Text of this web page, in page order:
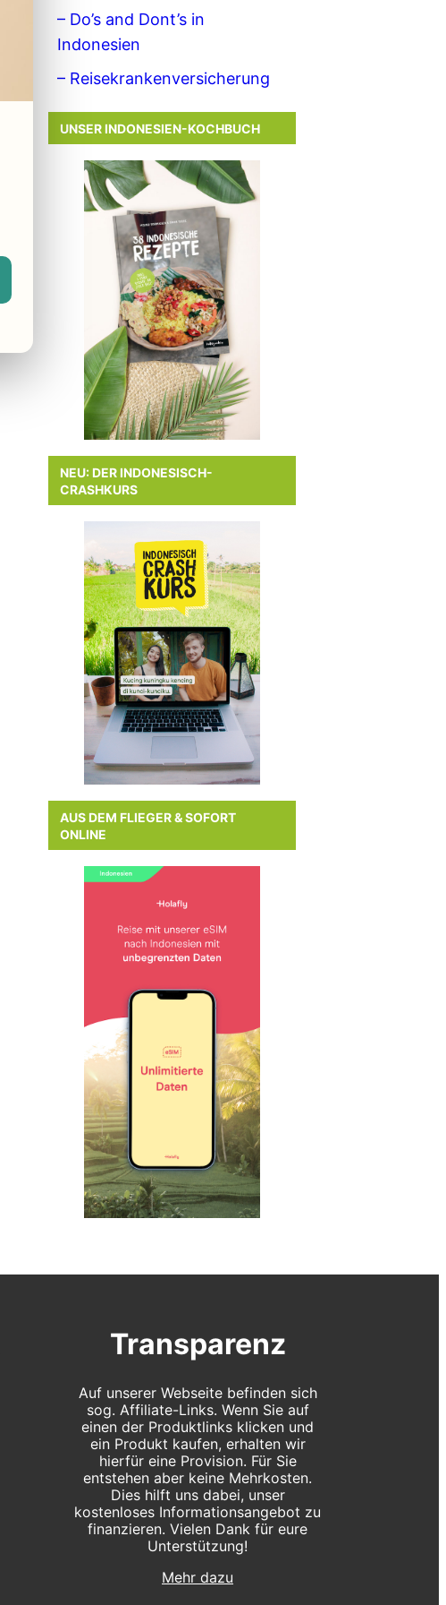
– Do’s and Dont’s in
Indonesien
– Reisekrankenversicherung
UNSER INDONESIEN-KOCHBUCH
NEU: DER INDONESISCH-
CRASHKURS
AUS DEM FLIEGER & SOFORT
ONLINE
Transparenz
Auf unserer Webseite befinden sich
sog. Affiliate-Links. Wenn Sie auf
einen der Produktlinks klicken und
ein Produkt kaufen, erhalten wir
hierfür eine Provision. Für Sie
entstehen aber keine Mehrkosten.
Dies hilft uns dabei, unser
kostenloses Informationsangebot zu
finanzieren. Vielen Dank für eure
Unterstützung!
Mehr dazu